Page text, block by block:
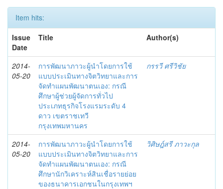
Item hits:
Issue
Date
Title Author(s)
2014-
05-20
การพัฒนาภาวะผู้นำโดยการใช้
แบบประเมินทางจิตวิทยาและการ
จัดทำแผนพัฒนาตนเอง: กรณี
ศึกษาผู้ช่วยผู้จัดการทั่วไป
ประเภทธุรกิจโรงแรมระดับ 4
ดาว เขตราชเทวี
กรุงเทพมหานคร
กรรวี ศรีวิชัย
2014-
05-20
การพัฒนาภาวะผู้นำโดยการใช้
แบบประเมินทางจิตวิทยาและการ
จัดทำแผนพัฒนาตนเอง: กรณี
ศึกษานักวิเคราะห์สินเชื่อรายย่อย
ของธนาคารเอกชนในกรุงเทพฯ
วิศิษฎ์สรี ภาวะกุล